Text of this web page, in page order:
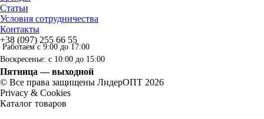
Статьи
Условия сотрудничества
Контакты
+38 (097) 255 66 55
Работаем с 9:00 до 17:00
Воскресенье: с 10:00 до 15:00
Пятница — выходной
© Все права защищены ЛидерОПТ 2026
Privacy & Cookies
Каталог товаров